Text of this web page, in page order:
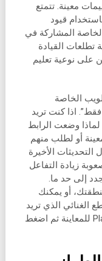
معينة. تتمتع
قيود
المشاركة في
تطلعات القيادة
على نوعية تعليم
الخاصة
فقط”. اذا كنت تريد
وضعت الرابط
أو لطلب منهم
الأخيرة
زيادة التفاعل
إلى حد ما.
أو يمكنك
الغنائي الذي تريد
إضافته إلى القصة. بعد ذلك اضغط زر Play للمعاينة ثم اضغط